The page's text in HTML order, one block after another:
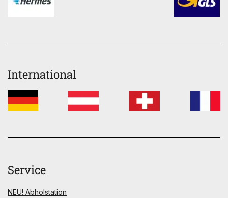
International
Service
NEU! Abholstation